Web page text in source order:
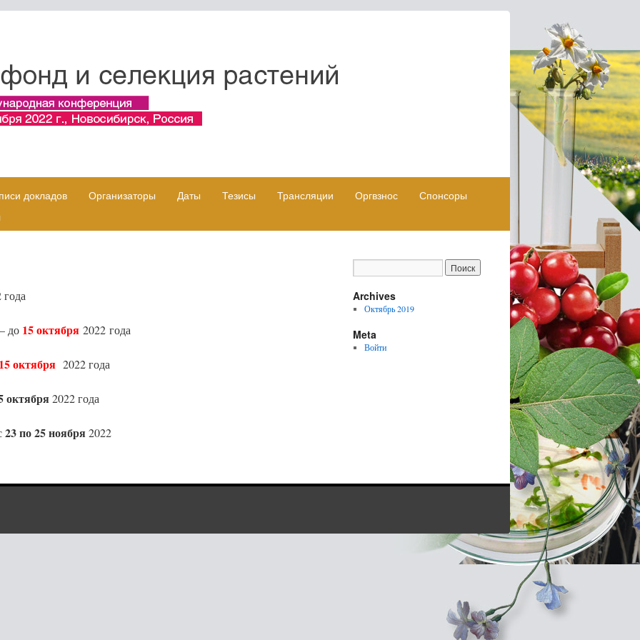
докладов Организаторы Даты Тезисы Трансляции Оргвзнос
Спонсоры
года
до 15 октября 2022 года
15 октября 2022 года
октября2022 года
23 по 25 ноября2022
Archives
Октябрь 2019
Meta
Войти